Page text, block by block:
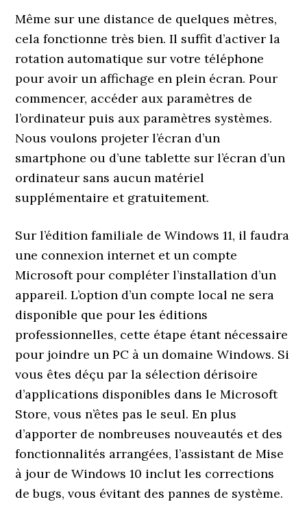
Même sur une distance de quelques mètres,
cela fonctionne très bien. Il suffit d’activer la
rotation automatique sur votre téléphone
pour avoir un affichage en plein écran. Pour
commencer, accéder aux paramètres de
l’ordinateur puis aux paramètres systèmes.
Nous voulons projeter l’écran d’un
smartphone ou d’une tablette sur l’écran d’un
ordinateur sans aucun matériel
supplémentaire et gratuitement.
Sur l’édition familiale de Windows 11, il faudra
une connexion internet et un compte
Microsoft pour compléter l’installation d’un
appareil. L’option d’un compte local ne sera
disponible que pour les éditions
professionnelles, cette étape étant nécessaire
pour joindre un PC à un domaine Windows. Si
vous êtes déçu par la sélection dérisoire
d’applications disponibles dans le Microsoft
Store, vous n’êtes pas le seul. En plus
d’apporter de nombreuses nouveautés et des
fonctionnalités arrangées, l’assistant de Mise
à jour de Windows 10 inclut les corrections
de bugs, vous évitant des pannes de système.